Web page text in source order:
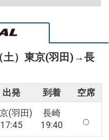
） 東京(羽田) →長
出発 到着 空席
(羽田)
17:45
長崎
19:40